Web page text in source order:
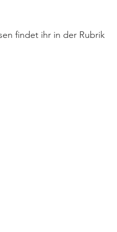
findet ihr in der Rubrik